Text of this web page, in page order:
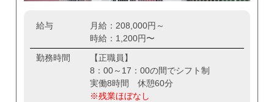
給与
月給：208,000円～
時給：1,200円〜
勤務時間
【正職員】
8：00～17：00の間でシフト制
実働8時間 休憩60分
※残業ほぼなし